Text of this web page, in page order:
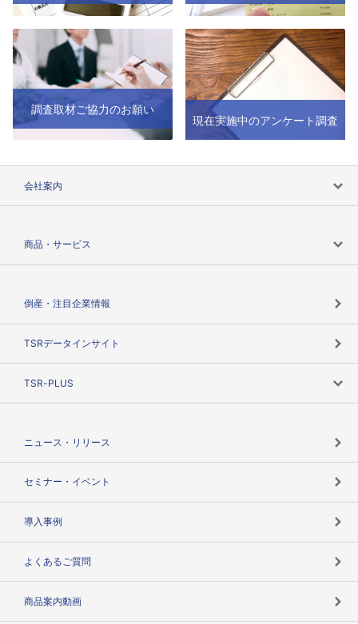
調査取材ご協力のお願い
現在実施中のアンケート調査
会社案内
商品・サービス
倒産・注目企業情報
TSRデータインサイト
TSR-PLUS
ニュース・リリース
セミナー・イベント
導入事例
よくあるご質問
商品案内動画